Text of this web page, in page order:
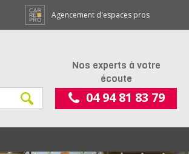
Agencement d'espaces pros
Nos experts à votre
écoute
04 94 81 83 79